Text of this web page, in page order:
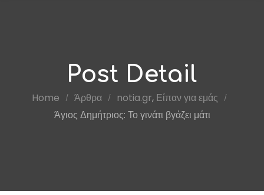
Post Detail
Home / Άρθρα / notia.gr, Είπαν για εμάς /
Άγιος Δημήτριος: Το γινάτι βγάζει μάτι